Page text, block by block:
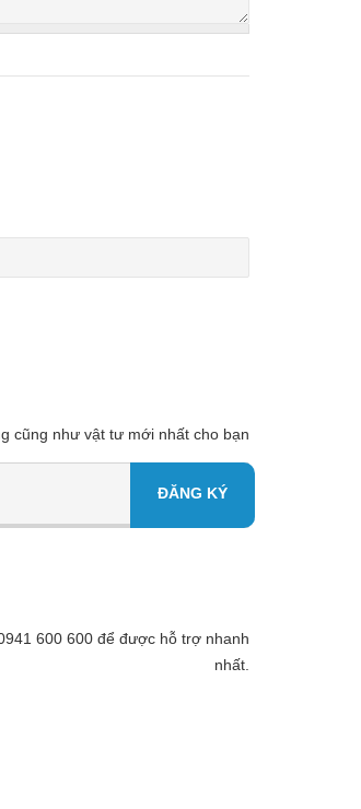
cũng như vật tư mới nhất cho bạn
600 600 để được hỗ trợ nhanh
nhất.